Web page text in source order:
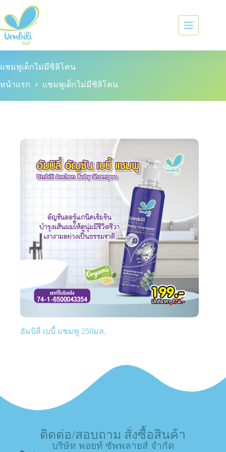
แชมพูเด็กไม่มีซิลิโคน
หน้าแรก แชมพูเด็กไม่มีซิลิโคน
อัมบิลี่ เบบี้ แชมพู 250มล.
ติดต่อ/สอบถาม สั่งซื้อสินค้า
บริษัท พอยท์ ซัพพลายส์ จำกัด